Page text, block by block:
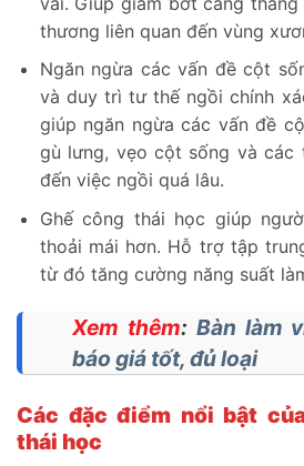
thương liên quan đến vùng
Ngăn ngừa các vấn đề cột
và duy trì tư thế ngồi chính
giúp ngăn ngừa các vấn đề
gù lưng, vẹo cột sống và các
đến việc ngồi quá lâu.
Ghế công thái học giúp
thoải mái hơn. Hỗ trợ tập
từ đó tăng cường năng suất
Xem thêm: Bàn làm
báo giá tốt, đủ loại
Các đặc điểm nổi bật
thái học